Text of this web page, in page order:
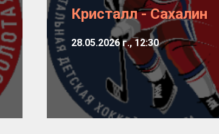
Кристалл - Сахалин
28.05.2026 г., 12:30